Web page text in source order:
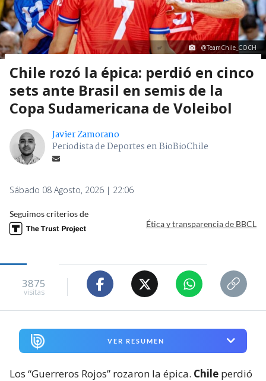
@TeamChile_COCH
Chile rozó la épica: perdió en cinco
sets ante Brasil en semis de la
Copa Sudamericana de Voleibol
Javier Zamorano
Periodista de Deportes en BioBioChile
Sábado 08 Agosto, 2026 | 22:06
Seguimos criterios de
Ética y transparencia de BBCL
3875
visitas
VER RESUMEN
Los “Guerreros Rojos” rozaron la épica. Chile perdió